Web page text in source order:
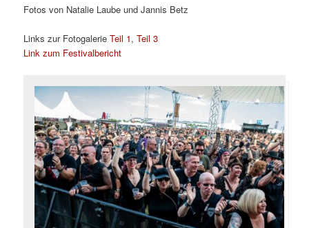
Fotos von Natalie Laube und Jannis Betz
Links zur FotogalerieTeil 1,Teil 3
Link zum Festivalbericht